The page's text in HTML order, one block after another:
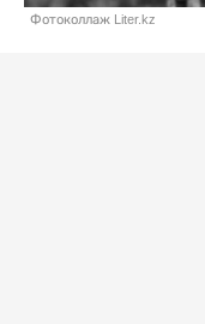
Фотоколлаж Liter.kz